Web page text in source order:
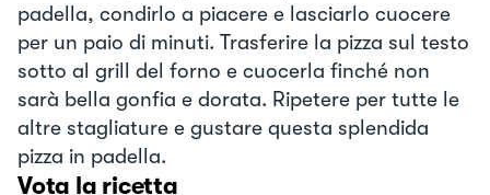
padella, condirlo a piacere e lasciarlo cuocere
per un paio di minuti. Trasferire la pizza sul testo
sotto al grill del forno e cuocerla finché non
sarà bella gonfia e dorata. Ripetere per tutte le
altre stagliature e gustare questa splendida
pizza in padella.
Vota la ricetta